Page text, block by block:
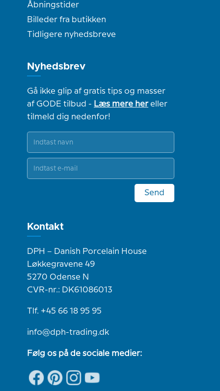
Åbningstider
Billeder fra butikken
Tidligere nyhedsbreve
Nyhedsbrev
Gå ikke glip af gratis tips og masser
af GODE tilbud - Læs mere hereller
tilmeld dig nedenfor!
Send
Kontakt
DPH – Danish Porcelain House
Løkkegravene 49
5270 Odense N
CVR-nr.: DK61086013
Tlf. +45 66 18 95 95
info@dph-trading.dk
Følg os på de sociale medier: